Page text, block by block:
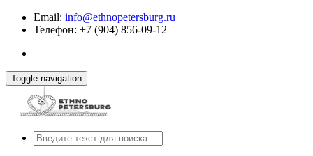
Email: info@ethnopetersburg.ru
Телефон: +7 (904) 856-09-12
Toggle navigation